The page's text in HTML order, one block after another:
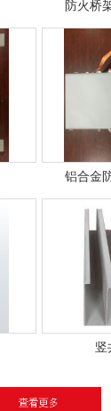
防火桥
铝合金
竖